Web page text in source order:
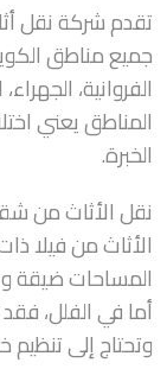
تقدم شركة نقل
جميع مناطق
الفروانية،
المناطق يعني
الخبرة.
نقل الأثاث من
الأثاث من فيلا
المساحات ضيقة
أما في الفلل،
وتحتاج إلى